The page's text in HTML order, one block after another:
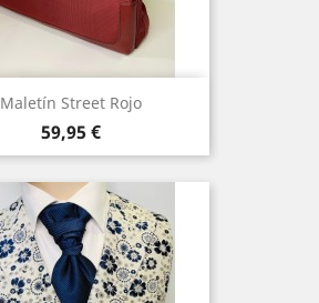
Maletín Street Rojo
Precio
59,95 €